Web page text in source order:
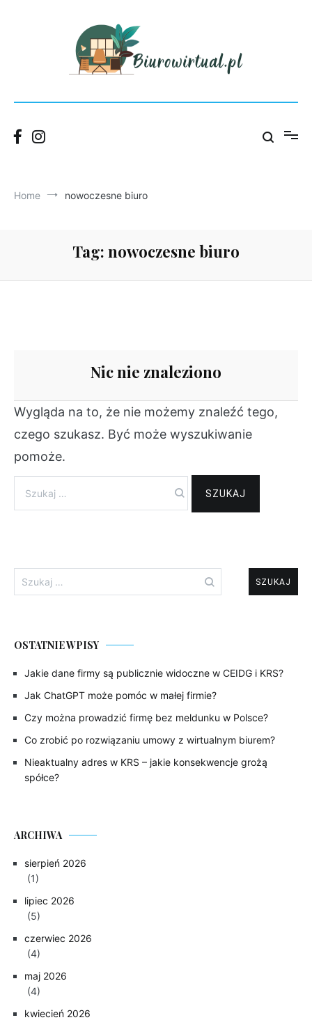
Biurowirtual
Home nowoczesne biuro
Tag: nowoczesne biuro
Nic nie znaleziono
Wygląda na to, że nie możemy znaleźć tego,
czego szukasz. Być może wyszukiwanie
pomoże.
Szukaj:
Szukaj:
OSTATNIE WPISY
Jakie dane firmy są publicznie widoczne w CEIDG i KRS?
Jak ChatGPT może pomóc w małej firmie?
Czy można prowadzić firmę bez meldunku w Polsce?
Co zrobić po rozwiązaniu umowy z wirtualnym biurem?
Nieaktualny adres w KRS – jakie konsekwencje grożą
spółce?
ARCHIWA
sierpień 2026
(1)
lipiec 2026
(5)
czerwiec 2026
(4)
maj 2026
(4)
kwiecień 2026